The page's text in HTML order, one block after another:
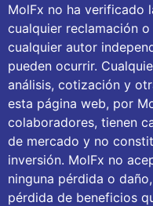
MolFx no ha verificado
cualquier reclamación
cualquier autor
pueden ocurrir.
análisis, cotización y
esta página web, por
colaboradores, tienen
de mercado y no
inversión. MolFx no
ninguna pérdida o
pérdida de beneficios